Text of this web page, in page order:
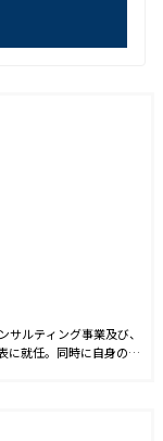
ルティング事業及び、
に就任。同時に自身のブ